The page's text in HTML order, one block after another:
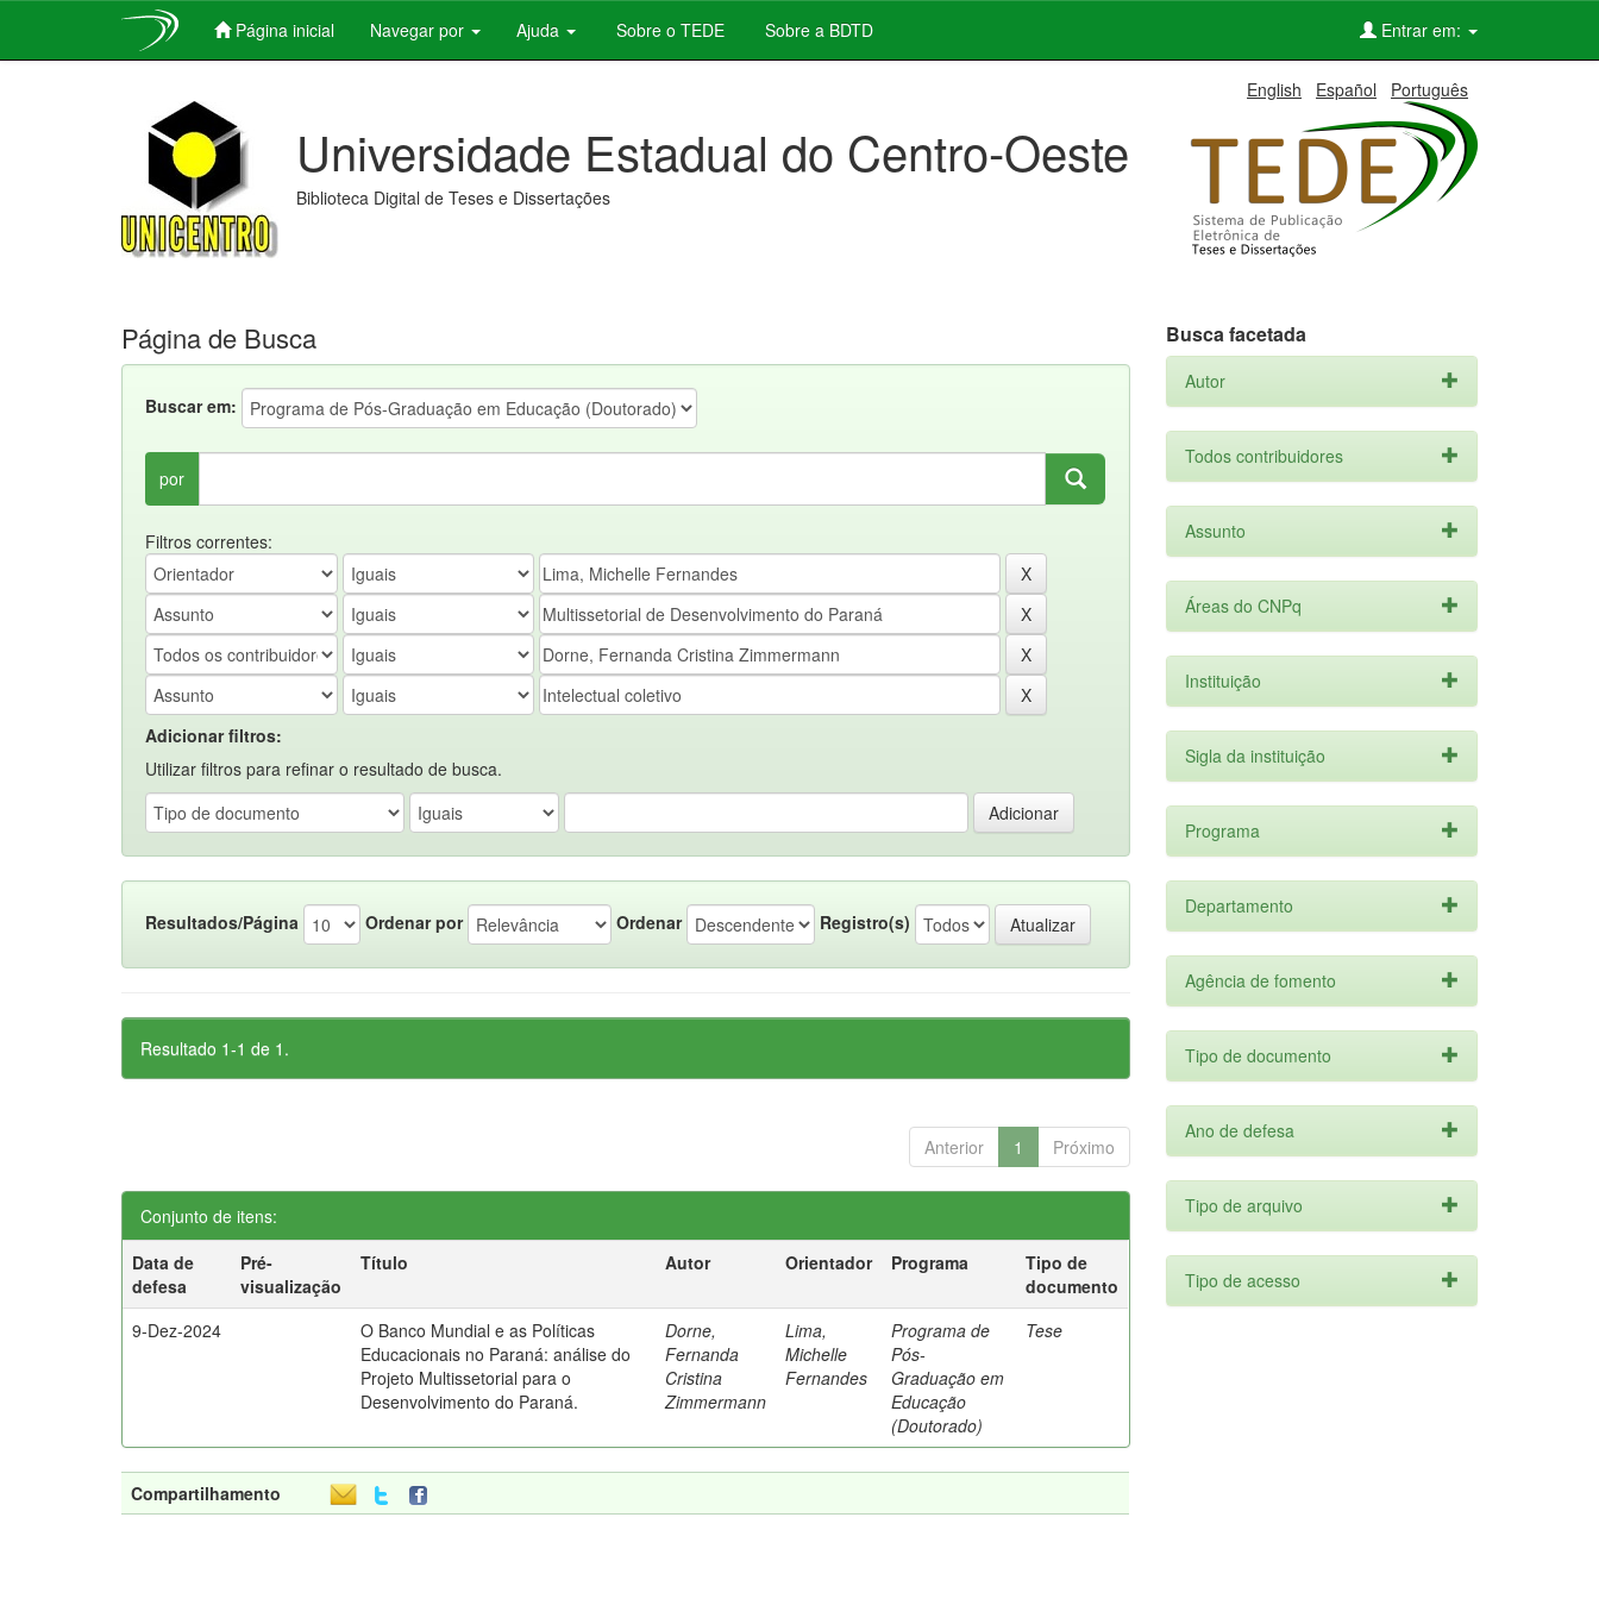
Página inicial Navegar por Ajuda Sobre o TEDE Sobre a BDTD Entrar em:
English Español Português
Universidade Estadual do Centro-Oeste
Biblioteca Digital de Teses e Dissertações
Página de Busca
Buscar em:
por
Filtros correntes:
Adicionar filtros:
Utilizar filtros para refinar o resultado de busca.
Resultados/Página Ordenar por Ordenar Registro(s)
Resultado 1-1 de 1.
Anterior 1 Próximo
Conjunto de itens:
Data de
defesa
Pré-
visualização
Título Autor Orientador Programa
Tipo de
documento
9-Dez-2024
O Banco Mundial e as Políticas
Educacionais no Paraná: análise do
Projeto Multissetorial para o
Desenvolvimento do Paraná.
Dorne,
Fernanda
Cristina
Zimmermann
Lima,
Michelle
Fernandes
Programa de
Pós-
Graduação em
Educação
(Doutorado)
Tese
Compartilhamento
Busca facetada
Autor
Todos contribuidores
Assunto
Áreas do CNPq
Instituição
Sigla da instituição
Programa
Departamento
Agência de fomento
Tipo de documento
Ano de defesa
Tipo de arquivo
Tipo de acesso